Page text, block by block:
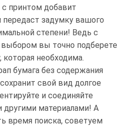
с принтом добавит
передаст задумку вашого
степени! Ведь с
вы точно подберете
которая необходима.
бумага без содержания
свой вид долгое
и соединяйте
другими материалами! А
время поиска, советуем